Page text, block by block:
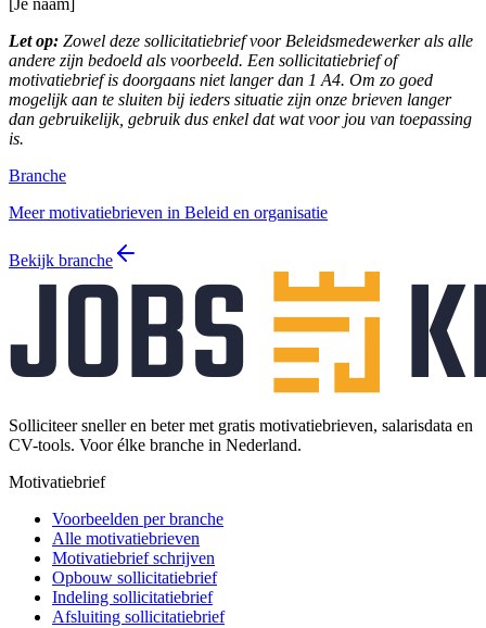
[Je naam]
Let op: Zowel deze sollicitatiebrief voor Beleidsmedewerker als alle
andere zijn bedoeld als voorbeeld. Een sollicitatiebrief of
motivatiebrief is doorgaans niet langer dan 1 A4. Om zo goed
mogelijk aan te sluiten bij ieders situatie zijn onze brieven langer
dan gebruikelijk, gebruik dus enkel dat wat voor jou van toepassing
is.
Branche
Meer motivatiebrieven in Beleid en organisatie
Bekijk branche
Solliciteer sneller en beter met gratis motivatiebrieven, salarisdata en
CV-tools. Voor élke branche in Nederland.
Motivatiebrief
Voorbeelden per branche
Alle motivatiebrieven
Motivatiebrief schrijven
Opbouw sollicitatiebrief
Indeling sollicitatiebrief
Afsluiting sollicitatiebrief